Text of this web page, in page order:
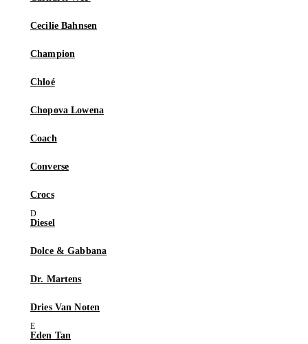
Cecilie Bahnsen
Champion
Chloé
Chopova Lowena
Coach
Converse
Crocs
Diesel
Dolce & Gabbana
Dr. Martens
Dries Van Noten
Eden Tan